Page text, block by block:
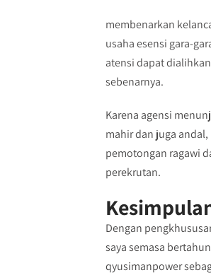
membenarkan
usaha esensi gara-
atensi dapat
sebenarnya.
Karena agensi
mahir dan juga
pemotongan ragawi
perekrutan.
Dengan
saya semasa
qyusimanpower